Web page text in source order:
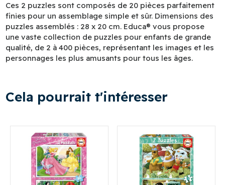
Ces 2 puzzles sont composés de 20 pièces parfaitement
finies pour un assemblage simple et sûr. Dimensions des
puzzles assemblés : 28 x 20 cm. Educa® vous propose
une vaste collection de puzzles pour enfants de grande
qualité, de 2 à 400 pièces, représentant les images et les
personnages les plus amusants pour tous les âges.
Cela pourrait t'intéresser